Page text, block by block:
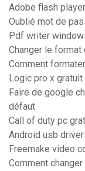
Adobe flash
Oublié mot de
Pdf writer
Changer le format
Comment
Logic pro x
Faire de google
défaut
Call of duty pc
Android usb
Freemake video
Comment